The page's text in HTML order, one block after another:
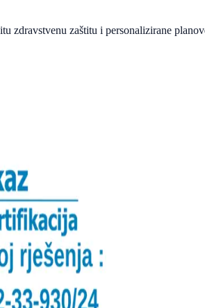
zdravstvenu zaštitu i personalizirane